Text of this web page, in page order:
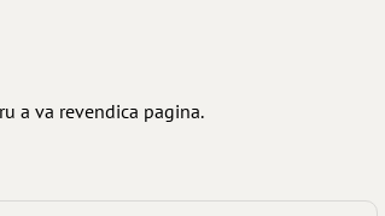
a va revendica pagina.